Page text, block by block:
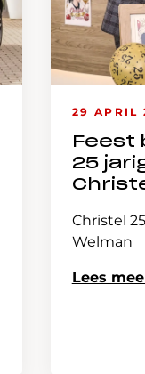
29 APRIL
Feest
25
Christel
Welman
Lees